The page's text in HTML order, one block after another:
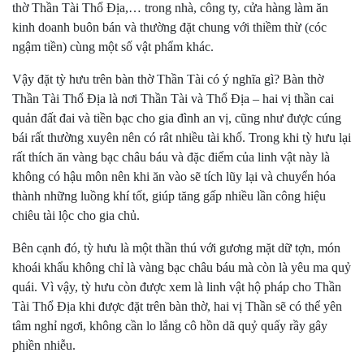
thờ Thần Tài Thổ Địa,… trong nhà, công ty, cửa hàng làm ăn
kinh doanh buôn bán và thường đặt chung với thiềm thừ (cóc
ngậm tiền) cùng một số vật phẩm khác.
Vậy đặt tỳ hưu trên bàn thờ Thần Tài có ý nghĩa gì? Bàn thờ
Thần Tài Thổ Địa là nơi Thần Tài và Thổ Địa – hai vị thần cai
quản đất đai và tiền bạc cho gia đình an vị, cũng như được cúng
bái rất thường xuyên nên có rât nhiều tài khố. Trong khi tỳ hưu lại
rất thích ăn vàng bạc châu báu và đặc điểm của linh vật này là
không có hậu môn nên khi ăn vào sẽ tích lũy lại và chuyển hóa
thành những luồng khí tốt, giúp tăng gấp nhiều lần công hiệu
chiêu tài lộc cho gia chủ.
Bên cạnh đó, tỳ hưu là một thần thú với gương mặt dữ tợn, món
khoái khẩu không chỉ là vàng bạc châu báu mà còn là yêu ma quỷ
quái. Vì vậy, tỳ hưu còn được xem là linh vật hộ pháp cho Thần
Tài Thổ Địa khi được đặt trên bàn thờ, hai vị Thần sẽ có thể yên
tâm nghỉ ngơi, không cần lo lắng cô hồn dã quỷ quấy rầy gây
phiền nhiễu.